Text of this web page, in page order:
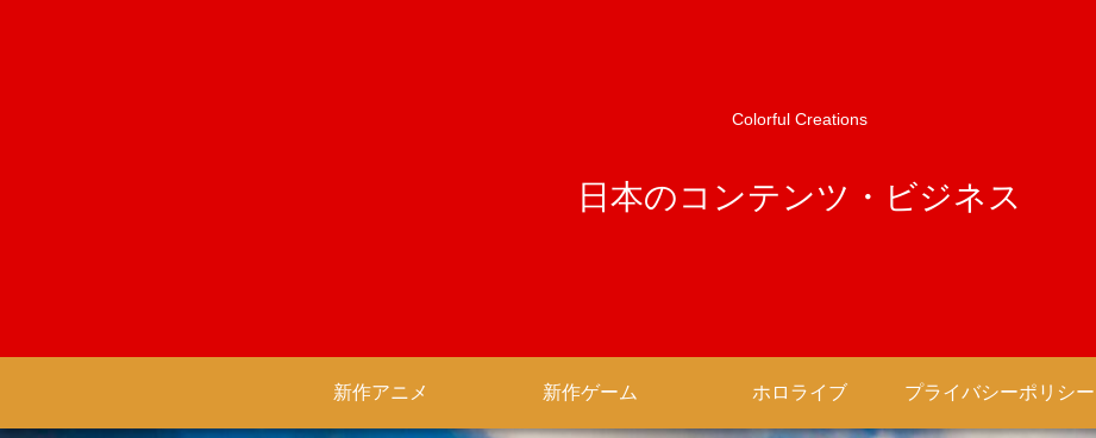
Colorful Creations
日本のコンテンツ・ビジネス
新作アニメ 新作ゲーム ホロライブ